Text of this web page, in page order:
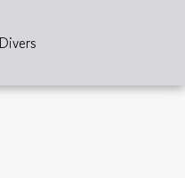
Divers